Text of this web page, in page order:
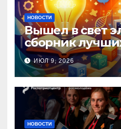
НОВОСТИ
Вышел в свет
сборник
педагогов
образования!
ИЮЛ 9, 2026
НОВОСТИ